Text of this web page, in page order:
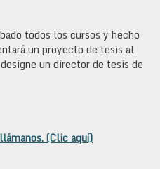
todos los cursos y hecho
un proyecto de tesis al
un director de tesis de
(Clic aquí)